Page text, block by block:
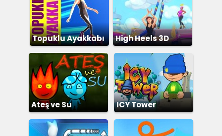
Topuklu Ayakkabı High Heels 3D
Ateş ve Su ICY Tower